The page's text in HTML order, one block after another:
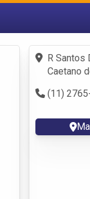
Fazer
Criar conta
R Santos
Caetano
(11)